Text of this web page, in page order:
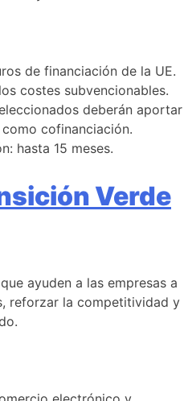
de financiación de la UE.
costes subvencionables.
deberán aportar
cofinanciación.
hasta 15 meses.
Verde
ayuden a las empresas a
reforzar la competitividad y